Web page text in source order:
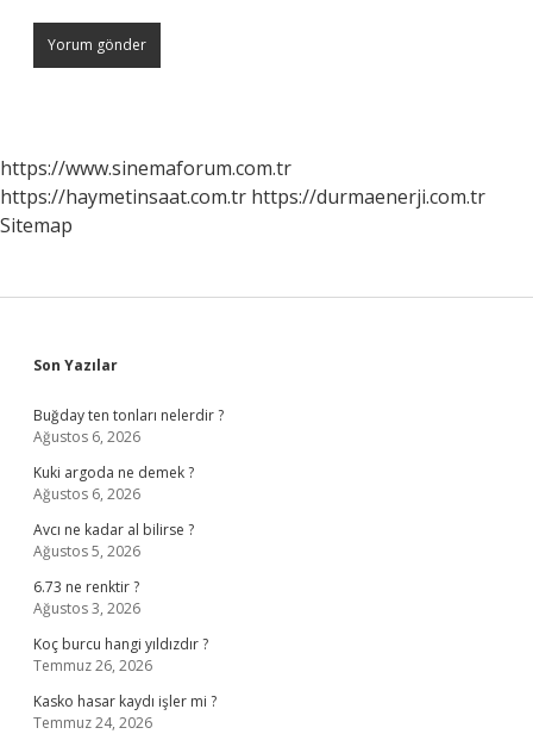
https://www.sinemaforum.com.tr
https://haymetinsaat.com.tr https://durmaenerji.com.tr
Sitemap
Sidebar
Son Yazılar
Buğday ten tonları nelerdir ?
Ağustos 6, 2026
Kuki argoda ne demek ?
Ağustos 6, 2026
Avcı ne kadar al bilirse ?
Ağustos 5, 2026
6.73 ne renktir ?
Ağustos 3, 2026
Koç burcu hangi yıldızdır ?
Temmuz 26, 2026
Kasko hasar kaydı işler mi ?
Temmuz 24, 2026